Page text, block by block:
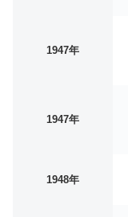
1947年
1947年
1948年